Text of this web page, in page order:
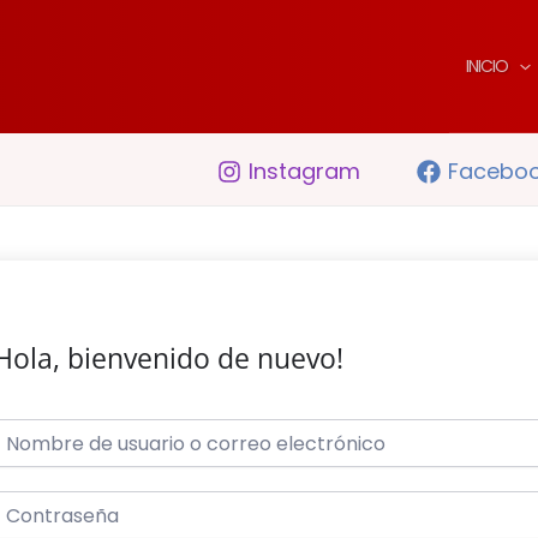
INICIO
Instagram
bienvenido de nuevo!